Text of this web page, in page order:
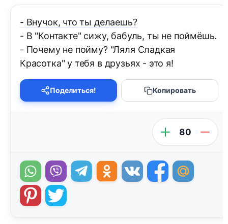
- Внучок, что ты делаешь?
- В "Контакте" сижу, бабуль, ты не поймёшь.
- Почему не пойму? "Ляля Сладкая
Красотка" у тебя в друзьях - это я!
Поделиться! Копировать
80